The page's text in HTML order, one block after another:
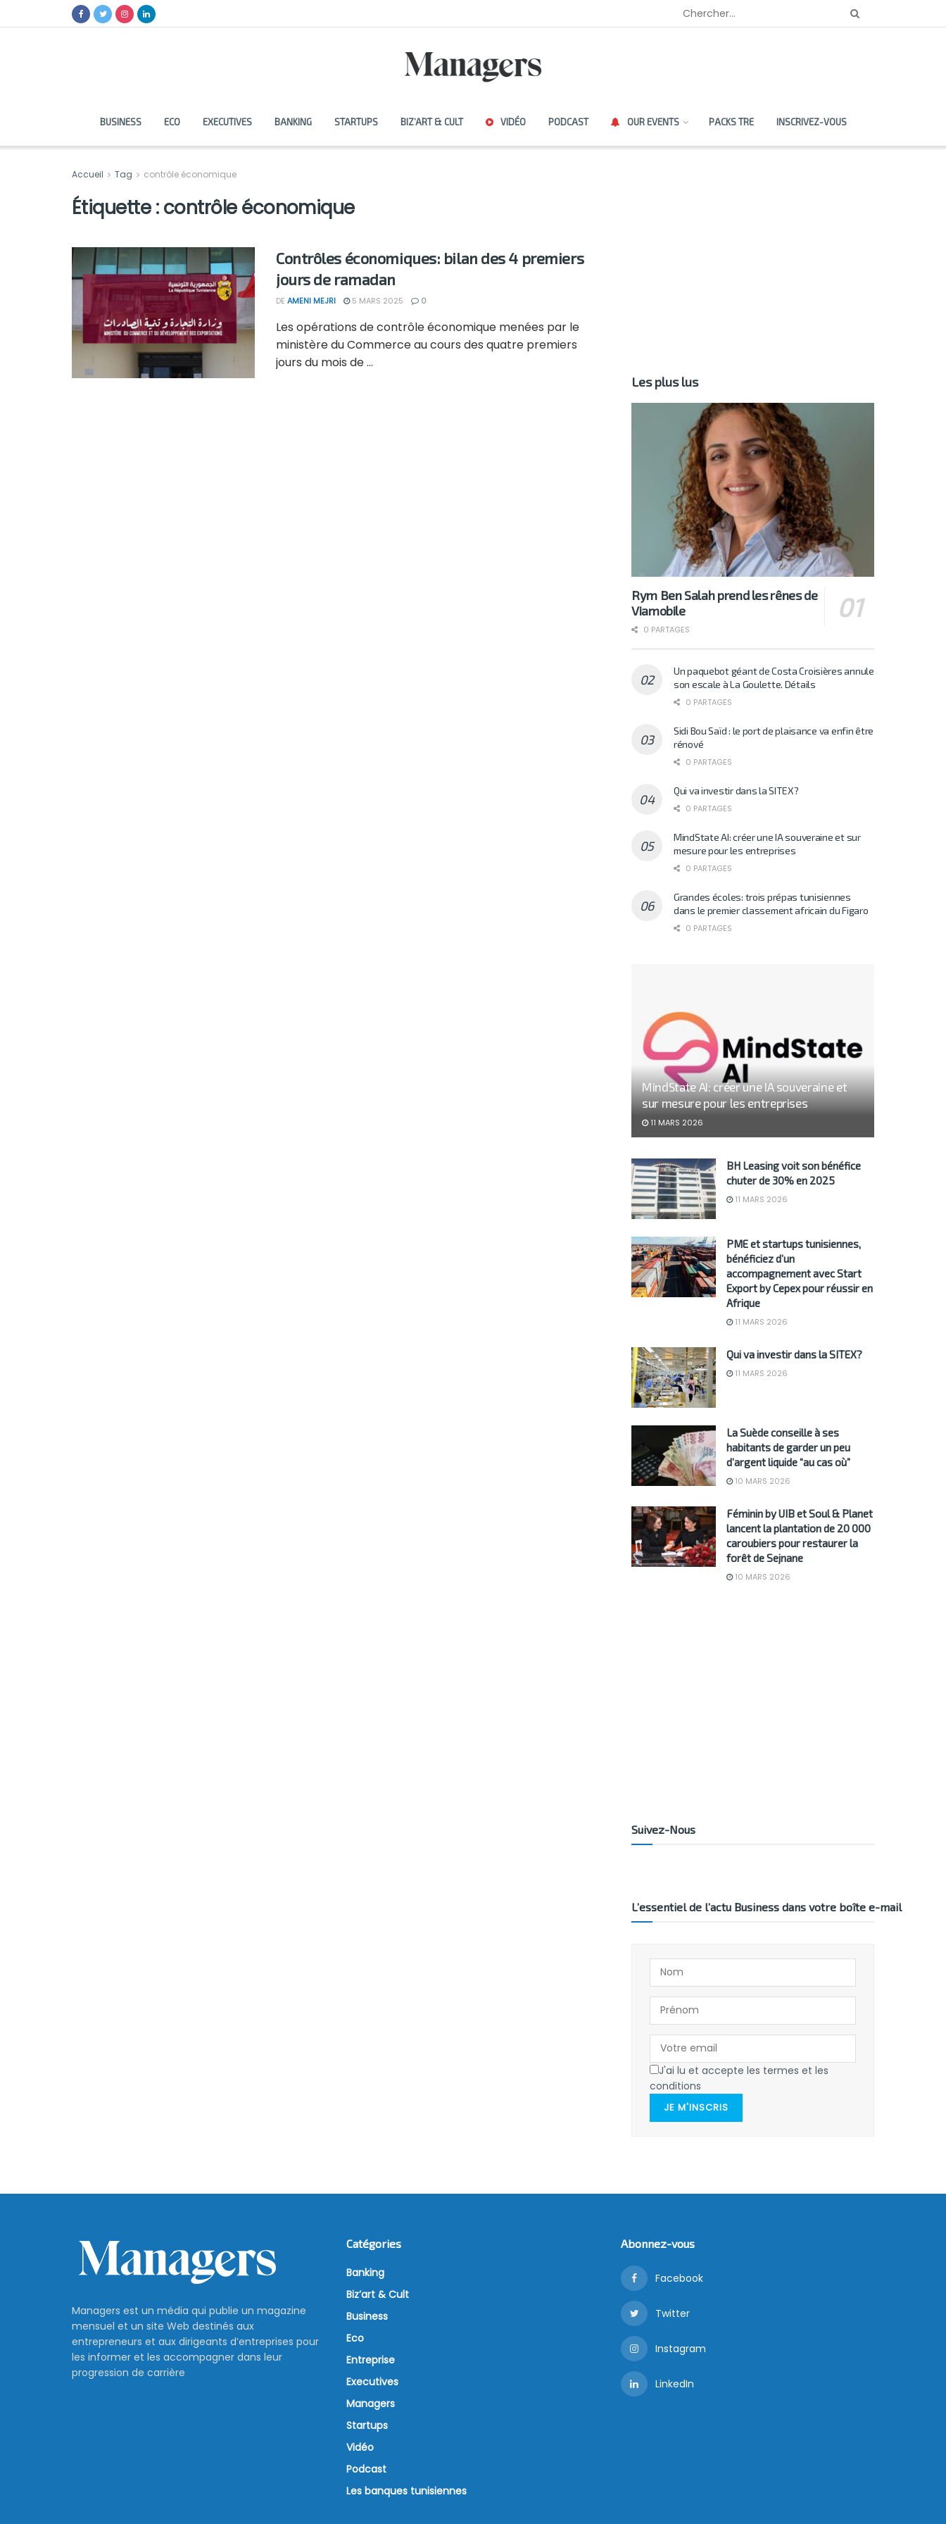
BUSINESS ECO EXECUTIVES BANKING STARTUPS BIZ’ART & CULT VIDÉO PODCAST OUR EVENTS PACKS TRE INSCRIVEZ-VOUS
Accueil Tag contrôle économique
Étiquette :contrôle économique
Contrôles économiques: bilan des 4 premiers
jours de ramadan
DE AMENI MEJRI 5 MARS 2025 0
Les opérations de contrôle économique menées par le
ministère du Commerce au cours des quatre premiers
jours du mois de ...
Les plus lus
Rym Ben Salah prend les rênes de
Viamobile
0 PARTAGES
Un paquebot géant de Costa Croisières annule
son escale à La Goulette. Détails
0 PARTAGES
Sidi Bou Saïd : le port de plaisance va enfin être
rénové
0 PARTAGES
Qui va investir dans la SITEX?
0 PARTAGES
MindState AI: créer une IA souveraine et sur
mesure pour les entreprises
0 PARTAGES
Grandes écoles: trois prépas tunisiennes
dans le premier classement africain du Figaro
0 PARTAGES
MindState AI: créer une IA souveraine et
sur mesure pour les entreprises
11 MARS 2026
BH Leasing voit son bénéfice
chuter de 30% en 2025
11 MARS 2026
PME et startups tunisiennes,
bénéficiez d’un
accompagnement avec Start
Export by Cepex pour réussir en
Afrique
11 MARS 2026
Qui va investir dans la SITEX?
11 MARS 2026
La Suède conseille à ses
habitants de garder un peu
d’argent liquide “au cas où”
10 MARS 2026
Féminin by UIB et Soul & Planet
lancent la plantation de 20 000
caroubiers pour restaurer la
forêt de Sejnane
10 MARS 2026
Suivez-Nous
L’essentiel de l’actu Business dans votre boîte e-mail
J'ai lu et accepte les termes et les
conditions
JE M'INSCRIS
Managers est un média qui publie un magazine
mensuel et un site Web destinés aux
entrepreneurs et aux dirigeants d’entreprises pour
les informer et les accompagner dans leur
progression de carrière
Catégories
Banking
Biz’art & Cult
Business
Eco
Entreprise
Executives
Managers
Startups
Vidéo
Podcast
Les banques tunisiennes
Abonnez-vous
Facebook
Twitter
Instagram
LinkedIn